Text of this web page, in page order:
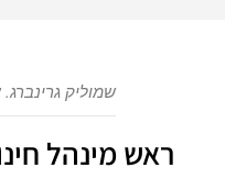
שמוליק
ראש מינהל